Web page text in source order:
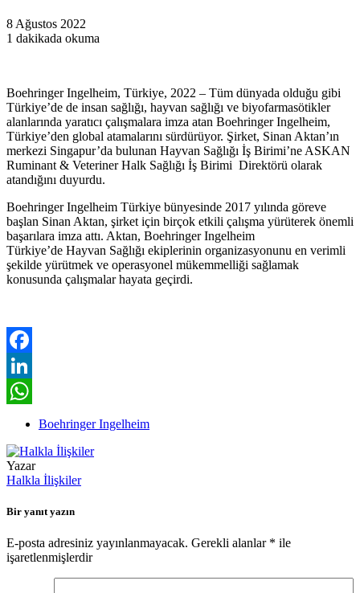
8 Ağustos 2022
1 dakikada okuma
Boehringer Ingelheim, Türkiye, 2022 – Tüm dünyada olduğu gibi
Türkiye’de de insan sağlığı, hayvan sağlığı ve biyofarmasötikler
alanlarında yaratıcı çalışmalara imza atan Boehringer Ingelheim,
Türkiye’den global atamalarını sürdürüyor. Şirket, Sinan Aktan’ın
merkezi Singapur’da bulunan Hayvan Sağlığı İş Birimi’ne ASKAN
Ruminant & Veteriner Halk Sağlığı İş Birimi Direktörü olarak
atandığını duyurdu.
Boehringer Ingelheim Türkiye bünyesinde 2017 yılında göreve
başlan Sinan Aktan, şirket için birçok etkili çalışma yürüterek önemli
başarılara imza attı. Aktan, Boehringer Ingelheim
Türkiye’de Hayvan Sağlığı ekiplerinin organizasyonunu en verimli
şekilde yürütmek ve operasyonel mükemmelliği sağlamak
konusunda çalışmalar hayata geçirdi.
Facebook
LinkedIn
WhatsApp
Boehringer Ingelheim
Yazar
Halkla İlişkiler
Bir yanıt yazın
E-posta adresiniz yayınlanmayacak. Gerekli alanlar * ile
işaretlenmişlerdir